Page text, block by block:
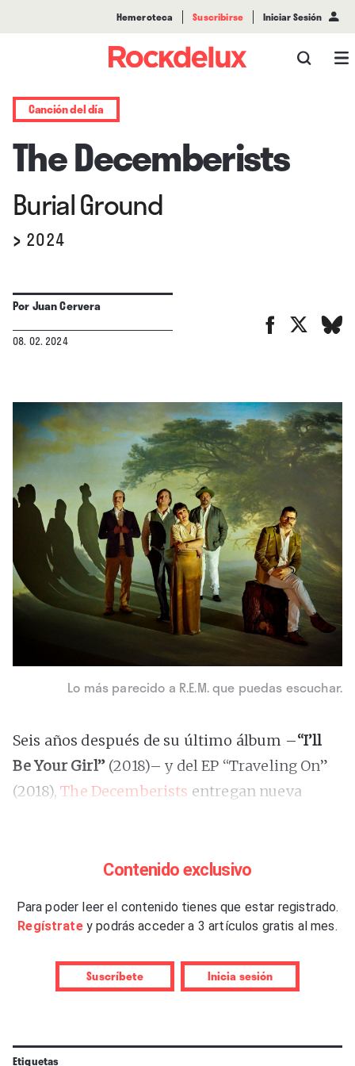
Hemeroteca Suscribirse Iniciar Sesión
Canción del día
The Decemberists
Burial Ground
› 2024
PorJuan Cervera
08. 02. 2024
Lo más parecido a R.E.M. que puedas escuchar.
Seis años después de su último álbum –“I’ll
Be Your Girl”(2018)– y del EP “Traveling On”
(2018),The Decemberists entregan nueva
directo en su gira veraniega de 2022 y que
habitual Tucker Martine y con la colaboración
Contenido exclusivo
Para poder leer el contenido tienes que estar registrado.
Regístrate y podrás acceder a 3 artículos gratis al mes.
Suscríbete Inicia sesión
Etiquetas